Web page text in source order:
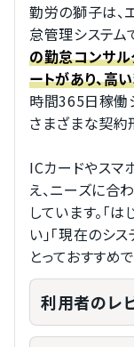
勤労の獅子は、
怠管理システム
の勤怠コンサ
ートがあり、高
時間365日稼働
さまざまな契約
ICカードやスマ
え、ニーズに
しています。「
い」「現在のシ
とっておすすめで
利用者のレビ